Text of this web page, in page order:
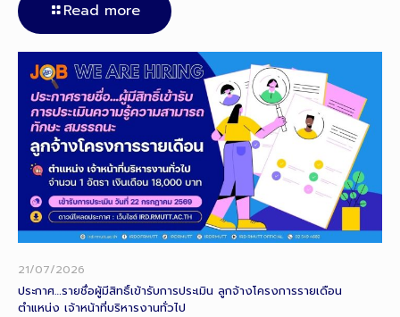
Read more
21/07/2026
ประกาศ…รายชื่อผู้มีสิทธิ์เข้ารับการประเมิน ลูกจ้างโครงการรายเดือน
ตำแหน่ง เจ้าหน้าที่บริหารงานทั่วไป